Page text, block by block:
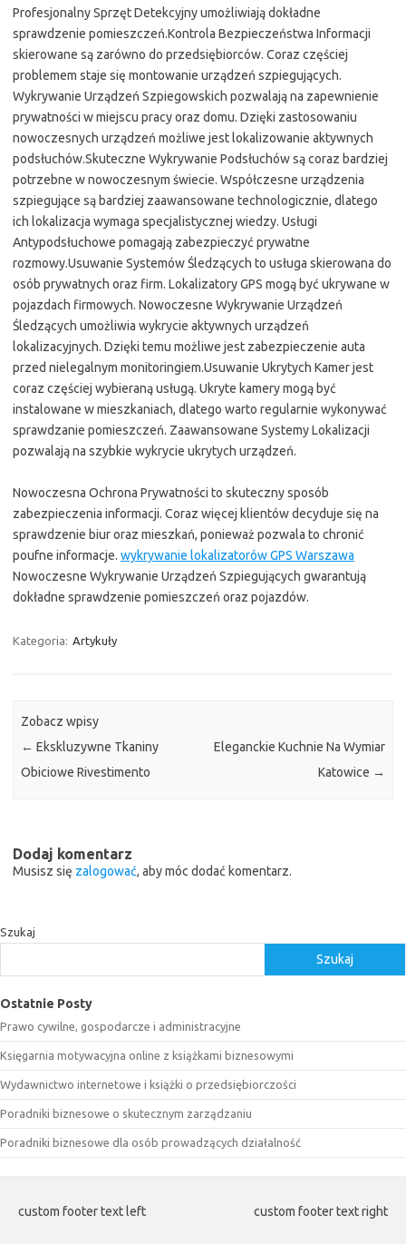
Profesjonalny Sprzęt Detekcyjny umożliwiają dokładne
sprawdzenie pomieszczeń.Kontrola Bezpieczeństwa Informacji
skierowane są zarówno do przedsiębiorców. Coraz częściej
problemem staje się montowanie urządzeń szpiegujących.
Wykrywanie Urządzeń Szpiegowskich pozwalają na zapewnienie
prywatności w miejscu pracy oraz domu. Dzięki zastosowaniu
nowoczesnych urządzeń możliwe jest lokalizowanie aktywnych
podsłuchów.Skuteczne Wykrywanie Podsłuchów są coraz bardziej
potrzebne w nowoczesnym świecie. Współczesne urządzenia
szpiegujące są bardziej zaawansowane technologicznie, dlatego
ich lokalizacja wymaga specjalistycznej wiedzy. Usługi
Antypodsłuchowe pomagają zabezpieczyć prywatne
rozmowy.Usuwanie Systemów Śledzących to usługa skierowana do
osób prywatnych oraz firm. Lokalizatory GPS mogą być ukrywane w
pojazdach firmowych. Nowoczesne Wykrywanie Urządzeń
Śledzących umożliwia wykrycie aktywnych urządzeń
lokalizacyjnych. Dzięki temu możliwe jest zabezpieczenie auta
przed nielegalnym monitoringiem.Usuwanie Ukrytych Kamer jest
coraz częściej wybieraną usługą. Ukryte kamery mogą być
instalowane w mieszkaniach, dlatego warto regularnie wykonywać
sprawdzanie pomieszczeń. Zaawansowane Systemy Lokalizacji
pozwalają na szybkie wykrycie ukrytych urządzeń.
Nowoczesna Ochrona Prywatności to skuteczny sposób
zabezpieczenia informacji. Coraz więcej klientów decyduje się na
sprawdzenie biur oraz mieszkań, ponieważ pozwala to chronić
poufne informacje. wykrywanie lokalizatorów GPS Warszawa
Nowoczesne Wykrywanie Urządzeń Szpiegujących gwarantują
dokładne sprawdzenie pomieszczeń oraz pojazdów.
Kategoria: Artykuły
Zobacz wpisy
← Ekskluzywne Tkaniny
Obiciowe Rivestimento
Eleganckie Kuchnie Na Wymiar
Katowice →
Dodaj komentarz
Musisz się zalogować, aby móc dodać komentarz.
Szukaj
Szukaj
Ostatnie Posty
Prawo cywilne, gospodarcze i administracyjne
Księgarnia motywacyjna online z książkami biznesowymi
Wydawnictwo internetowe i książki o przedsiębiorczości
Poradniki biznesowe o skutecznym zarządzaniu
Poradniki biznesowe dla osób prowadzących działalność
custom footer text left custom footer text right